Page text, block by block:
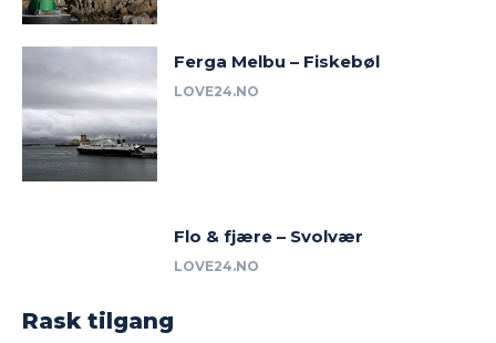
Ferga Melbu – Fiskebøl
LOVE24.NO
Flo & fjære – Svolvær
LOVE24.NO
Rask tilgang